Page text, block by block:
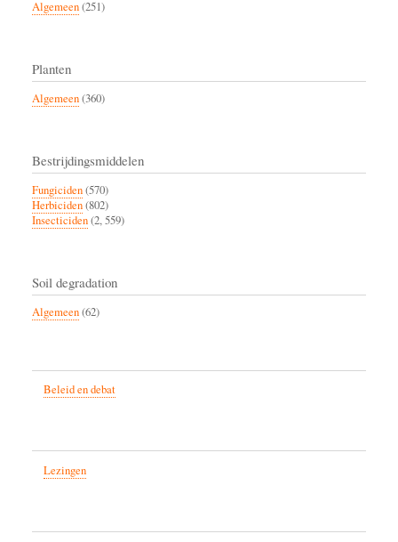
Algemeen(251)
Planten
Algemeen(360)
Bestrijdingsmiddelen
Fungiciden(570)
Herbiciden(802)
Insecticiden(2, 559)
Soil degradation
Algemeen(62)
Beleid en debat
Lezingen